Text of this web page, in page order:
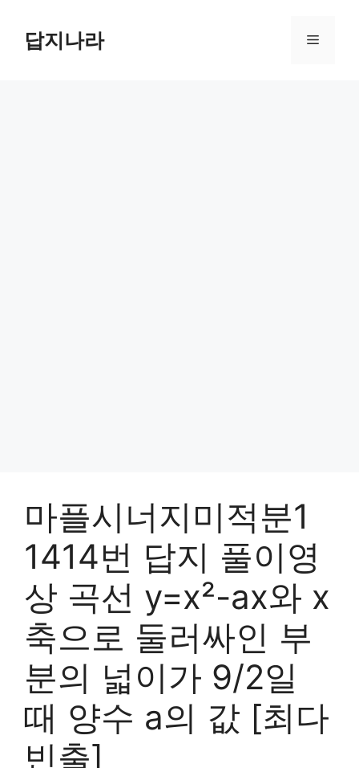
답지나라 메
마플시너지미적분1
1414번 답지 풀이영
상 곡선 y=x²-ax와 x
축으로 둘러싸인 부
분의 넓이가 9/2일
때 양수 a의 값 [최다
빈출]